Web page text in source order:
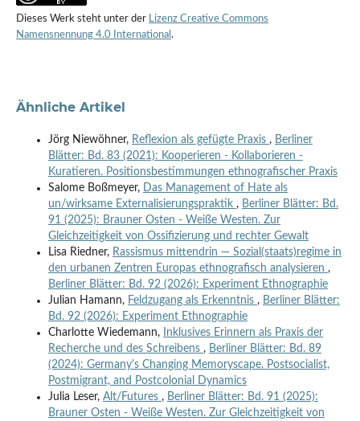
Dieses Werk steht unter der Lizenz Creative Commons
Namensnennung 4.0 International .
Ähnliche Artikel
Jörg Niewöhner, Reflexion als gefügte Praxis , Berliner
Blätter: Bd. 83 (2021): Kooperieren - Kollaborieren -
Kuratieren. Positionsbestimmungen ethnografischer Praxis
Salome Boßmeyer, Das Management of Hate als
un/wirksame Externalisierungspraktik , Berliner Blätter: Bd.
91 (2025): Brauner Osten - Weiße Westen. Zur
Gleichzeitigkeit von Ossifizierung und rechter Gewalt
Lisa Riedner, Rassismus mittendrin — Sozial(staats)regime in
den urbanen Zentren Europas ethnografisch analysieren ,
Berliner Blätter: Bd. 92 (2026): Experiment Ethnographie
Julian Hamann, Feldzugang als Erkenntnis , Berliner Blätter:
Bd. 92 (2026): Experiment Ethnographie
Charlotte Wiedemann,
Inklusives Erinnern als Praxis der
Recherche und des Schreibens , Berliner Blätter: Bd. 89
(2024): Germany's Changing Memoryscape. Postsocialist,
Postmigrant, and Postcolonial Dynamics
Julia Leser, Alt/Futures , Berliner Blätter: Bd. 91 (2025):
Brauner Osten - Weiße Westen. Zur Gleichzeitigkeit von